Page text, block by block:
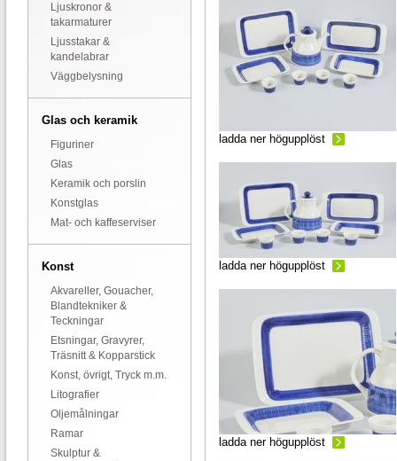
Ljuskronor &
takarmaturer
Ljusstakar &
kandelabrar
Väggbelysning
Glas och keramik
Figuriner
Glas
Keramik och porslin
Konstglas
Mat- och kaffeserviser
Konst
Akvareller, Gouacher,
Blandtekniker &
Teckningar
Etsningar, Gravyrer,
Träsnitt & Kopparstick
Konst, övrigt, Tryck m.m.
Litografier
Oljemålningar
Ramar
Skulptur &
ladda ner högupplöst
ladda ner högupplöst
ladda ner högupplöst